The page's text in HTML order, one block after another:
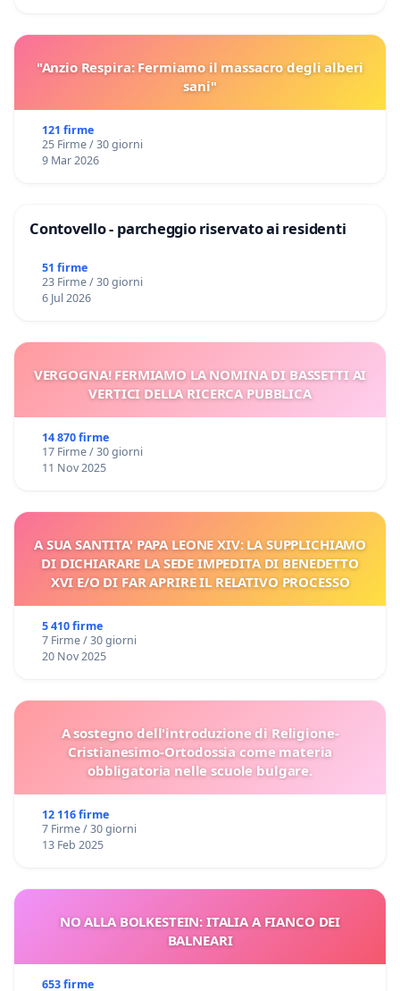
"Anzio Respira: Fermiamo il massacro degli alberi
sani"
121 firme
25 Firme / 30 giorni
9 Mar 2026
Contovello - parcheggio riservato ai residenti
51 firme
23 Firme / 30 giorni
6 Jul 2026
VERGOGNA! FERMIAMO LA NOMINA DI BASSETTI AI
VERTICI DELLA RICERCA PUBBLICA
14 870 firme
17 Firme / 30 giorni
11 Nov 2025
A SUA SANTITA' PAPA LEONE XIV: LA SUPPLICHIAMO
DI DICHIARARE LA SEDE IMPEDITA DI BENEDETTO
XVI E/O DI FAR APRIRE IL RELATIVO PROCESSO
5 410 firme
7 Firme / 30 giorni
20 Nov 2025
A sostegno dell'introduzione di Religione-
Cristianesimo-Ortodossia come materia
obbligatoria nelle scuole bulgare.
12 116 firme
7 Firme / 30 giorni
13 Feb 2025
NO ALLA BOLKESTEIN: ITALIA A FIANCO DEI
BALNEARI
653 firme